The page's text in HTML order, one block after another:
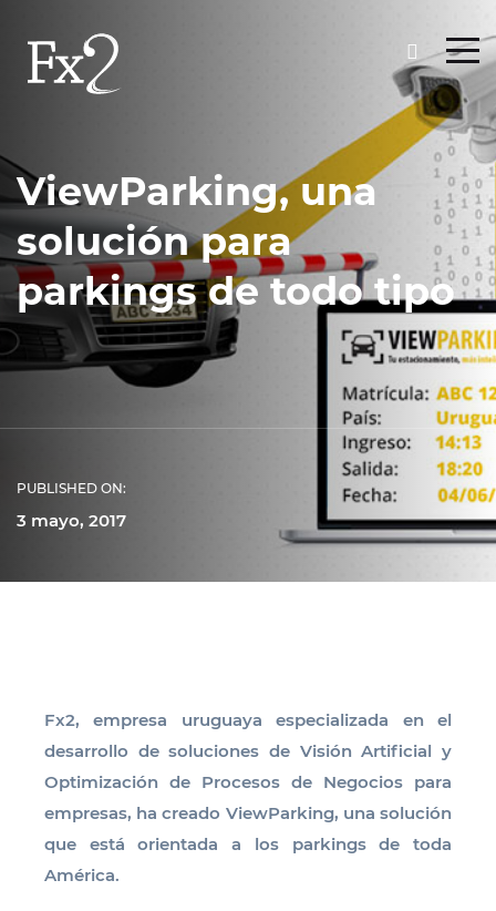
ViewParking, una
solución para
parkings de todo tipo
PUBLISHED ON:
3 mayo, 2017
Fx2, empresa uruguaya especializada en el
desarrollo de soluciones de Visión Artificial y
Optimización de Procesos de Negocios para
empresas, ha creado ViewParking, una solución
que está orientada a los parkings de toda
América.